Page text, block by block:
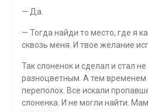
— Да.
— Тогда найди то место, где я
сквозь меня. И твое желание
Так слоненок и сделал и стал
разноцветным. А тем временем
переполох. Все искали
слоненка. И не могли найти.